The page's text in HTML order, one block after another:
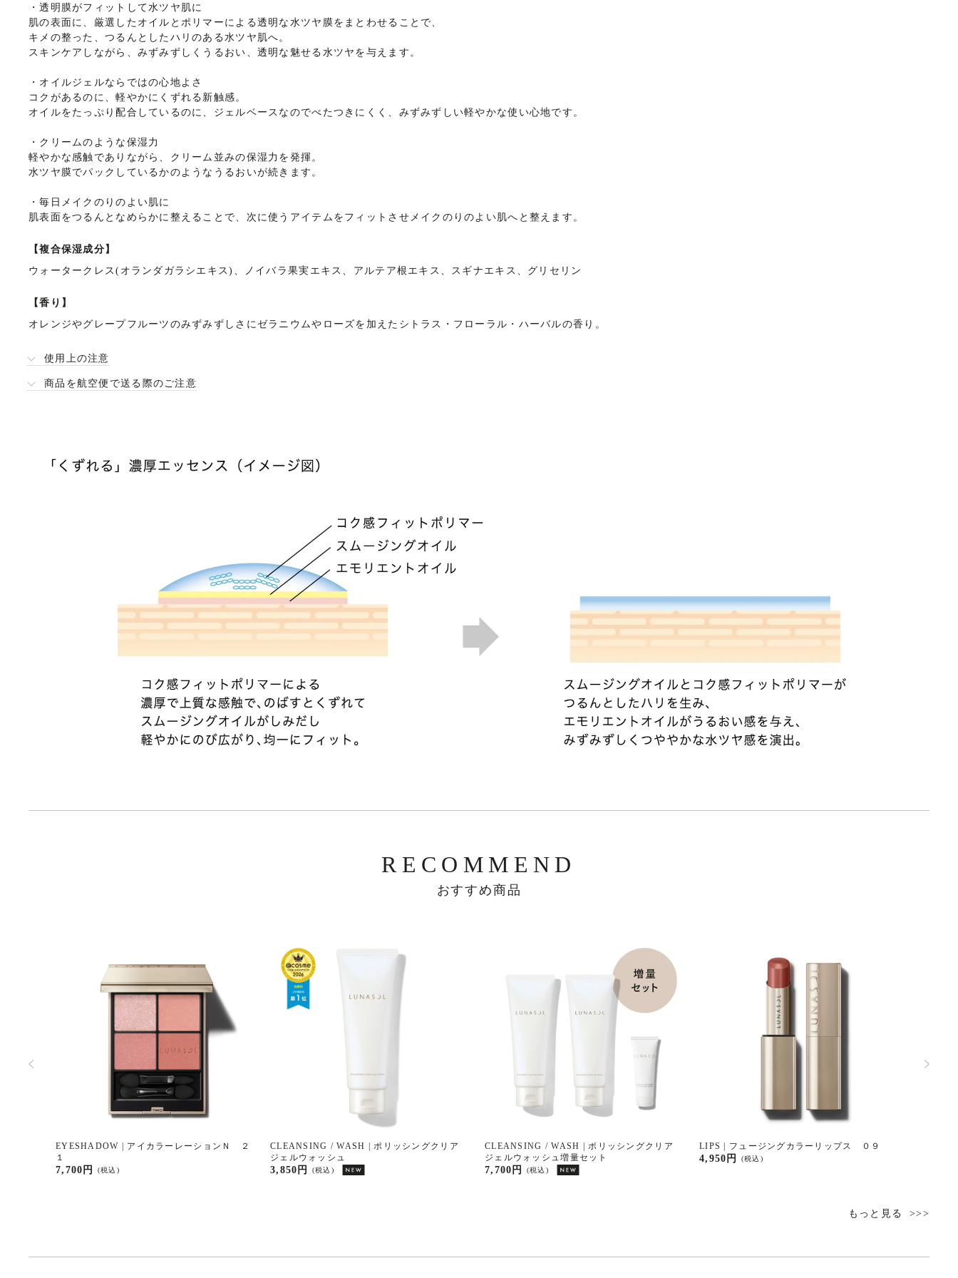
・透明膜がフィットして水ツヤ肌に
肌の表面に、厳選したオイルとポリマーによる透明な水ツヤ膜をまとわせることで、
キメの整った、つるんとしたハリのある水ツヤ肌へ。
スキンケアしながら、みずみずしくうるおい、透明な魅せる水ツヤを与えます。
・ オイルジェルならではの心地よさ
コクがあるのに、軽やかにくずれる新触感。
オイルをたっぷり配合しているのに、ジェルベースなのでべたつきにくく、みずみずしい軽やかな使い心地です。
・ クリームのような保湿力
軽やかな感触でありながら、クリーム並みの保湿力を発揮。
水ツヤ膜でパックしているかのようなうるおいが続きます。
・毎日メイクのりのよい肌に
肌表面をつるんとなめらかに整えることで、次に使うアイテムをフィットさせメイクのりのよい肌へと整えます。
【複合保湿成分】
ウォータークレス(オランダガラシエキス)、ノイバラ果実エキス、アルテア根エキス、スギナエキス、グリセリン
【香り】
オレンジやグレープフルーツのみずみずしさにゼラニウムやローズを加えたシトラス・フローラル・ハーバルの香り。
使用上の注意
商品を航空便で送る際のご注意
RECOMMEND
おすすめ商品
EYESHADOW | アイカラーレーションＮ ２
１
(税込)
7,700円
CLEANSING / WASH | ポリッシングクリア
ジェルウォッシュ
(税込)
3,850円
CLEANSING / WASH | ポリッシングクリア
ジェルウォッシュ増量セット
(税込)
7,700円
LIPS | フュージングカラーリップス ０９
(税込)
4,950円
もっと見る